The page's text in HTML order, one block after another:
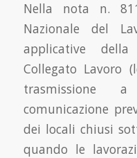
Nella nota n.
Nazionale del
applicative
Collegato Lavoro
trasmissione
comunicazione
dei locali chiusi
quando le